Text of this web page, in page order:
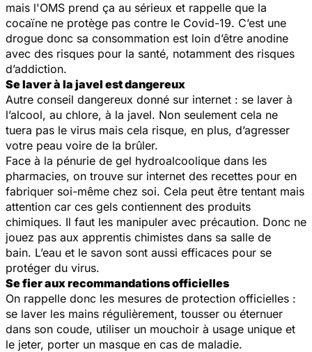
mais l'OMS prend ça au sérieux et rappelle que la
cocaïne ne protège pas contre le Covid-19. C’est une
drogue donc sa consommation est loin d’être anodine
avec des risques pour la santé, notamment des risques
d’addiction.
Se laver à la javel est dangereux
Autre conseil dangereux donné sur internet : se laver à
l’alcool, au chlore, à la javel. Non seulement cela ne
tuera pas le virus mais cela risque, en plus, d’agresser
votre peau voire de la brûler.
Face à la pénurie de gel hydroalcoolique dans les
pharmacies, on trouve sur internet des recettes pour en
fabriquer soi-même chez soi. Cela peut être tentant mais
attention car ces gels contiennent des produits
chimiques. Il faut les manipuler avec précaution. Donc ne
jouez pas aux apprentis chimistes dans sa salle de
bain. L’eau et le savon sont aussi efficaces pour se
protéger du virus.
Se fier aux recommandations officielles
On rappelle donc les mesures de protection officielles :
se laver les mains régulièrement, tousser ou éternuer
dans son coude, utiliser un mouchoir à usage unique et
le jeter, porter un masque en cas de maladie.